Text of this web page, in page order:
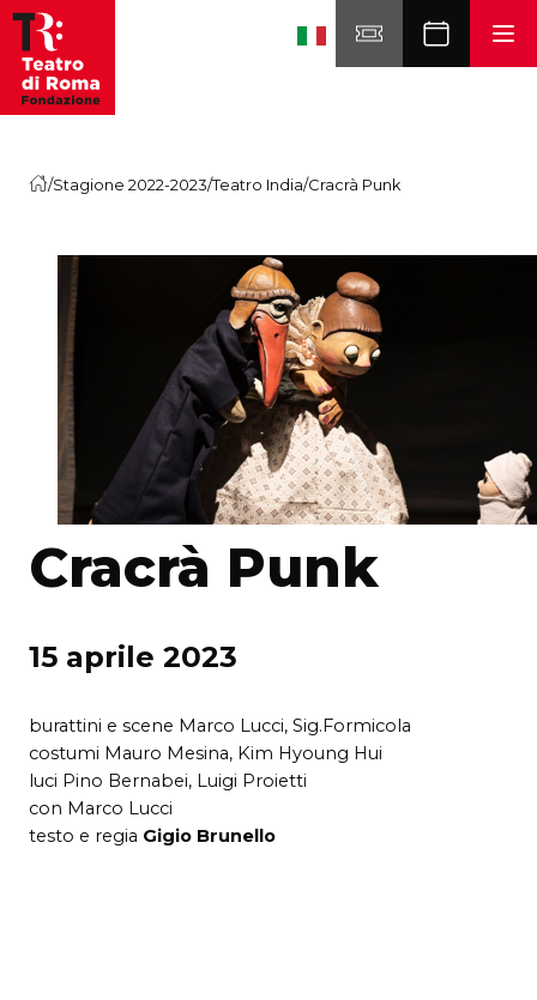
Skip to content
/Stagione 2022-2023/Teatro India/Cracrà Punk
Cracrà Punk
15 aprile 2023
burattini e scene Marco Lucci, Sig.Formicola
costumi Mauro Mesina, Kim Hyoung Hui
luci Pino Bernabei, Luigi Proietti
con Marco Lucci
testo e regia Gigio Brunello